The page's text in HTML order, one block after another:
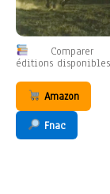
Comparer
éditions
Amazon
Fnac